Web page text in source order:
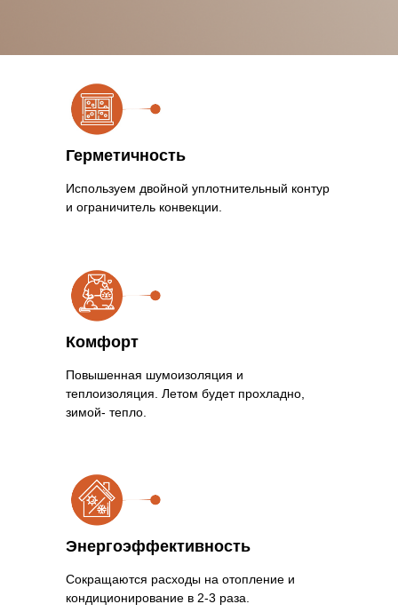
Герметичность
Используем двойной уплотнительный контур
и ограничитель конвекции.
Комфорт
Повышенная шумоизоляция и
теплоизоляция. Летом будет прохладно,
зимой- тепло.
Энергоэффективность
Сокращаются расходы на отопление и
кондиционирование в 2-3 раза.